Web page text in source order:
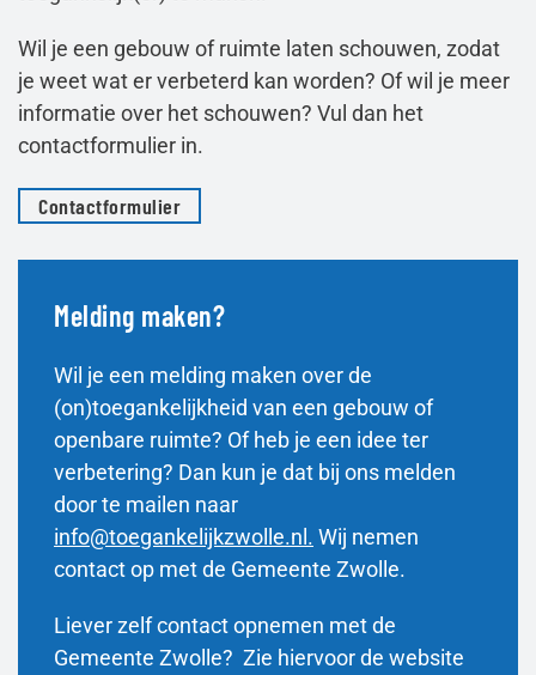
Wil je een gebouw of ruimte laten schouwen, zodat
je weet wat er verbeterd kan worden? Of wil je meer
informatie over het schouwen? Vul dan het
contactformulier in.
Contactformulier
Melding maken?
Wil je een melding maken over de
(on)toegankelijkheid van een gebouw of
openbare ruimte? Of heb je een idee ter
verbetering? Dan kun je dat bij ons melden
door te mailen naar
info@toegankelijkzwolle.nl. Wij nemen
contact op met de Gemeente Zwolle.
Liever zelf contact opnemen met de
Gemeente Zwolle? Zie hiervoor de website